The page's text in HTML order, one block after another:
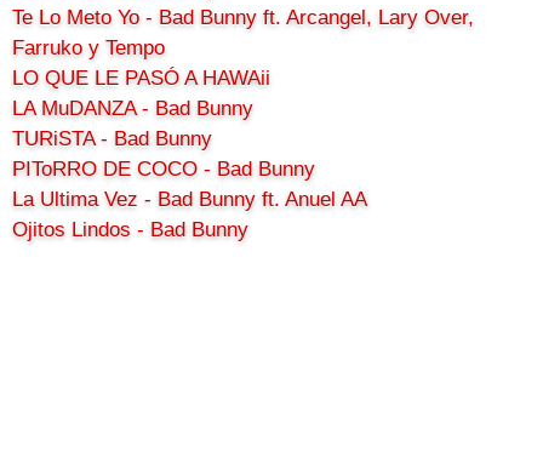
Te Lo Meto Yo - Bad Bunny ft. Arcangel, Lary Over,
Farruko y Tempo
LO QUE LE PASÓ A HAWAii
LA MuDANZA - Bad Bunny
TURiSTA - Bad Bunny
PIToRRO DE COCO - Bad Bunny
La Ultima Vez - Bad Bunny ft. Anuel AA
Ojitos Lindos - Bad Bunny